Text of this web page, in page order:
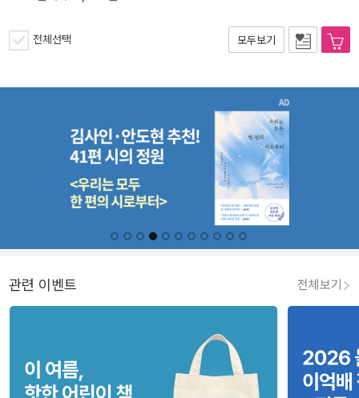
전체선택 모두보기
관련 이벤트 전체보기